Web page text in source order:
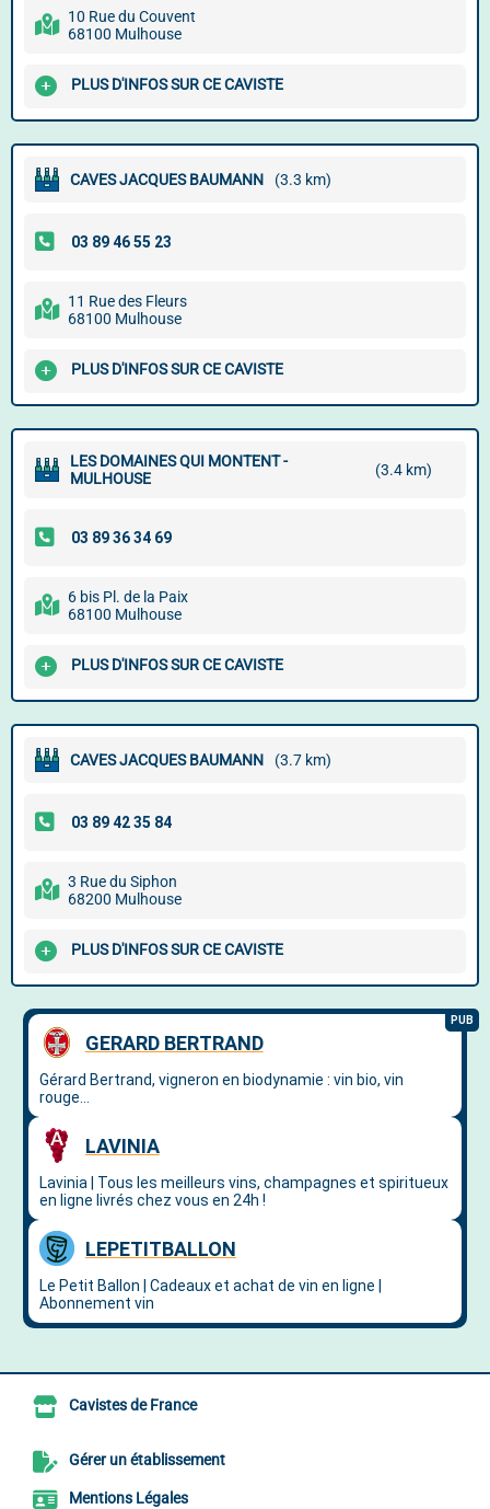
10 Rue du Couvent
68100 Mulhouse
PLUS D'INFOS SUR CE CAVISTE
CAVES JACQUES BAUMANN (3.3 km)
11 Rue des Fleurs
68100 Mulhouse
PLUS D'INFOS SUR CE CAVISTE
LES DOMAINES QUI MONTENT -
MULHOUSE
(3.4 km)
6 bis Pl. de la Paix
68100 Mulhouse
PLUS D'INFOS SUR CE CAVISTE
CAVES JACQUES BAUMANN (3.7 km)
3 Rue du Siphon
68200 Mulhouse
PLUS D'INFOS SUR CE CAVISTE
Cavistes de France
Gérer un établissement
Mentions Légales